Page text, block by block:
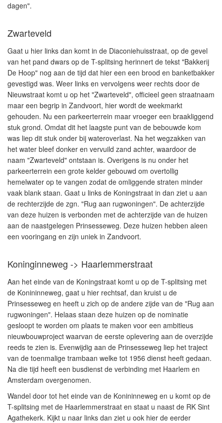
dagen".
Zwarteveld
Gaat u hier links dan komt in de Diaconiehuisstraat, op de gevel
van het pand dwars op de T-splitsing herinnert de tekst "Bakkerij
De Hoop" nog aan de tijd dat hier een een brood en banketbakker
gevestigd was. Weer links en vervolgens weer rechts door de
Nieuwstraat komt u op het "Zwarteveld", officieel geen straatnaam
maar een begrip in Zandvoort, hier wordt de weekmarkt
gehouden. Nu een parkeerterrein maar vroeger een braakliggend
stuk grond. Omdat dit het laagste punt van de bebouwde kom
was liep dit stuk onder bij wateroverlast. Na het wegzakken van
het water bleef donker en vervuild zand achter, waardoor de
naam "Zwarteveld" ontstaan is. Overigens is nu onder het
parkeerterrein een grote kelder gebouwd om overtollig
hemelwater op te vangen zodat de omliggende straten minder
vaak blank staan. Gaat u links de Koningstraat in dan ziet u aan
de rechterzijde de zgn. "Rug aan rugwoningen". De achterzijde
van deze huizen is verbonden met de achterzijde van de huizen
aan de naastgelegen Prinsesseweg. Deze huizen hebben aleen
een vooringang en zijn uniek in Zandvoort.
Koninginneweg -> Haarlemmerstraat
Aan het einde van de Koningstraat komt u op de T-splitsing met
de Konininneweg, gaat u hier rechtsaf, dan kruist u de
Prinsesseweg en heeft u zich op de andere zijde van de "Rug aan
rugwoningen". Helaas staan deze huizen op de nominatie
gesloopt te worden om plaats te maken voor een ambitieus
nieuwbouwproject waarvan de eerste oplevering aan de overzijde
reeds te zien is. Evenwijdig aan de Prinsesseweg liep het traject
van de toenmalige trambaan welke tot 1956 dienst heeft gedaan.
Na die tijd heeft een busdienst de verbinding met Haarlem en
Amsterdam overgenomen.
Wandel door tot het einde van de Konininneweg en u komt op de
T-splitsing met de Haarlemmerstraat en staat u naast de RK Sint
Agathekerk. Kijkt u naar links dan ziet u ook hier de eerder